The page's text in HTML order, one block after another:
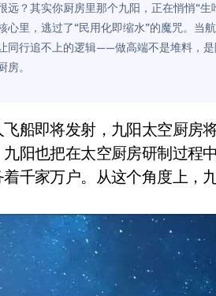
再用汽车USB给MacBook充电了！老
钱买宝马，启动先看蜘蛛侠？”车主
维修店最怕的“作死”操作：把手机塞冰
到忽略不计 大疆Mini 2S内录实测，值
“卖电视”到“定规则”：海信拿下RGB-
对不起胖东来，我先不学了——永辉的“
际首次！中国钙钛矿探测器太空“开
远？其实你厨房里那个九阳，正在悄悄“
心里，逃过了“民用化即缩水”的魔咒。
同行追不上的逻辑——做高端不是堆料，
。
阳也把在太空厨房研制过程
千家万户。从这个角度上，